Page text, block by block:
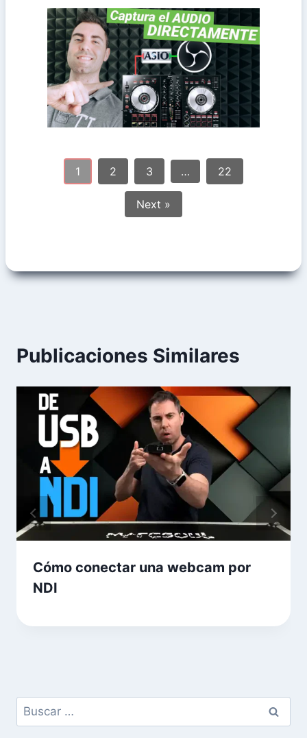
Cómo CAPTURAR el audio
de la CONTROLADORA
¿Cómo capturar el audio de la controladora
directamente? sin necesidad de una
entrada de línea a parte, sin más cables
1 2 3 … 22
Next »
Publicaciones Similares
Cómo conectar una webcam por
NDI